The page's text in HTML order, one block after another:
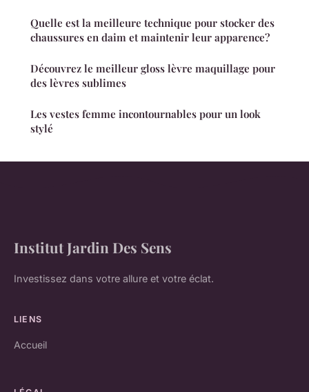
Quelle est la meilleure technique pour stocker des
chaussures en daim et maintenir leur apparence?
Découvrez le meilleur gloss lèvre maquillage pour
des lèvres sublimes
Les vestes femme incontournables pour un look
stylé
Institut Jardin Des Sens
Investissez dans votre allure et votre éclat.
LIENS
Accueil